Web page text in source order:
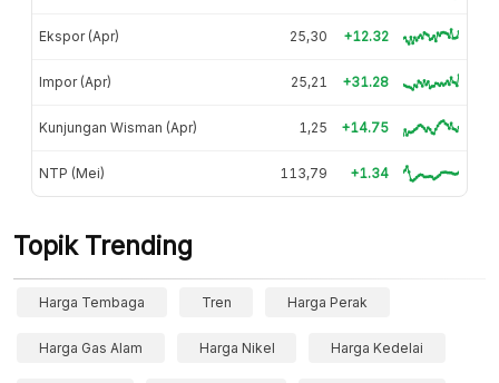
Ekspor (Apr) 25,30 +12.32
Impor (Apr) 25,21 +31.28
Kunjungan Wisman (Apr) 1,25 +14.75
NTP (Mei) 113,79 +1.34
Topik Trending
Harga Tembaga Tren Harga Perak
Harga Gas Alam Harga Nikel Harga Kedelai